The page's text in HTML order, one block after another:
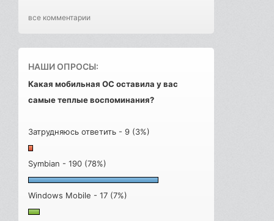
все комментарии
НАШИ ОПРОСЫ:
Какая мобильная ОС оставила у вас
самые теплые воспоминания?
Затрудняюсь ответить - 9 (3%)
Symbian - 190 (78%)
Windows Mobile - 17 (7%)